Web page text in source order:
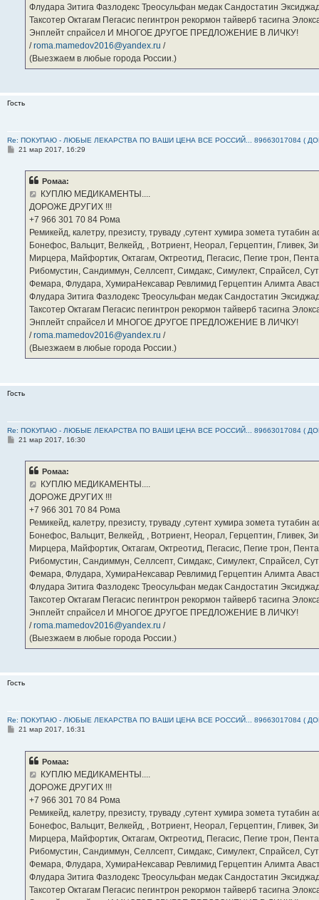
Флудара Зитига Фазлодекс Треосульфан медак Сандостатин
Таксотер Октагам Пегасис пегинтрон рекормон тайверб тасигна
Энплейт спрайсел И МНОГОЕ ДРУГОЕ ПРЕДЛОЖЕНИЕ В ЛИЧКУ!
/roma.mamedov2016@yandex.ru /
(Выезжаем в любые города России.)
Гость
Re: ПОКУПАЮ - ЛЮБЫЕ ЛЕКАРСТВА ПО ВАШИ ЦЕНА ВСЕ РОССИЙ... 89663017084 (
С21 мар 2017, 16:29
Ромаа:
КУПЛЮ МЕДИКАМЕНТЫ....
ДОРОЖЕ ДРУГИХ !!!
‪+7 966 301 70 84‬ Рома
Ремикейд, калетру, презисту, труваду ,сутент хумира зомета
Бонефос, Вальцит, Велкейд, , Вотриент, Неорал, Герцептин, Гливек,
Мирцера, Майфортик, Октагам, Октреотид, Пегасис, Пегие трон,
Рибомустин, Сандиммун, Селлсепт, Симдакс, Симулект, Спрайсел,
Фемара, Флудара, ХумираНексавар Ревлимид Герцептин Алимта
Флудара Зитига Фазлодекс Треосульфан медак Сандостатин
Таксотер Октагам Пегасис пегинтрон рекормон тайверб тасигна
Энплейт спрайсел И МНОГОЕ ДРУГОЕ ПРЕДЛОЖЕНИЕ В ЛИЧКУ!
/roma.mamedov2016@yandex.ru /
(Выезжаем в любые города России.)
Гость
Re: ПОКУПАЮ - ЛЮБЫЕ ЛЕКАРСТВА ПО ВАШИ ЦЕНА ВСЕ РОССИЙ... 89663017084 (
С21 мар 2017, 16:30
Ромаа:
КУПЛЮ МЕДИКАМЕНТЫ....
ДОРОЖЕ ДРУГИХ !!!
‪+7 966 301 70 84‬ Рома
Ремикейд, калетру, презисту, труваду ,сутент хумира зомета
Бонефос, Вальцит, Велкейд, , Вотриент, Неорал, Герцептин, Гливек,
Мирцера, Майфортик, Октагам, Октреотид, Пегасис, Пегие трон,
Рибомустин, Сандиммун, Селлсепт, Симдакс, Симулект, Спрайсел,
Фемара, Флудара, ХумираНексавар Ревлимид Герцептин Алимта
Флудара Зитига Фазлодекс Треосульфан медак Сандостатин
Таксотер Октагам Пегасис пегинтрон рекормон тайверб тасигна
Энплейт спрайсел И МНОГОЕ ДРУГОЕ ПРЕДЛОЖЕНИЕ В ЛИЧКУ!
/roma.mamedov2016@yandex.ru /
(Выезжаем в любые города России.)
Гость
Re: ПОКУПАЮ - ЛЮБЫЕ ЛЕКАРСТВА ПО ВАШИ ЦЕНА ВСЕ РОССИЙ... 89663017084 (
С21 мар 2017, 16:31
Ромаа:
КУПЛЮ МЕДИКАМЕНТЫ....
ДОРОЖЕ ДРУГИХ !!!
‪+7 966 301 70 84‬ Рома
Ремикейд, калетру, презисту, труваду ,сутент хумира зомета
Бонефос, Вальцит, Велкейд, , Вотриент, Неорал, Герцептин, Гливек,
Мирцера, Майфортик, Октагам, Октреотид, Пегасис, Пегие трон,
Рибомустин, Сандиммун, Селлсепт, Симдакс, Симулект, Спрайсел,
Фемара, Флудара, ХумираНексавар Ревлимид Герцептин Алимта
Флудара Зитига Фазлодекс Треосульфан медак Сандостатин
Таксотер Октагам Пегасис пегинтрон рекормон тайверб тасигна